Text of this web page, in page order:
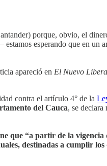
porque, obvio, el
esperando que en un
apareció en El Nuevo
contra el artículo 4° de la
del Cauca, se
que “a partir de la
destinadas a cumplir